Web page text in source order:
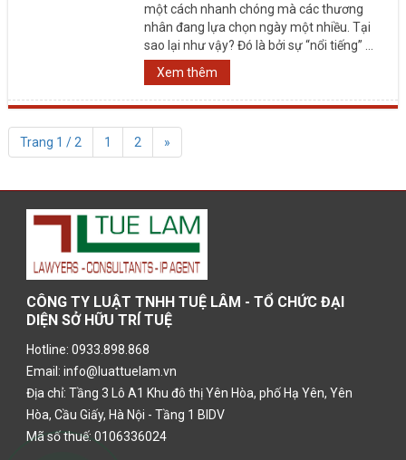
một cách nhanh chóng mà các thương
nhân đang lựa chọn ngày một nhiều. Tại
sao lại như vậy? Đó là bởi sự “nổi tiếng” ...
Xem thêm
Trang 1 / 2 1 2 »
CÔNG TY LUẬT TNHH TUỆ LÂM - TỔ CHỨC ĐẠI
DIỆN SỞ HỮU TRÍ TUỆ
Hotline: 0933.898.868
Email: info@luattuelam.vn
Địa chỉ: Tầng 3 Lô A1 Khu đô thị Yên Hòa, phố Hạ Yên, Yên
Hòa, Cầu Giấy, Hà Nội - Tầng 1 BIDV
Mã số thuế: 0106336024